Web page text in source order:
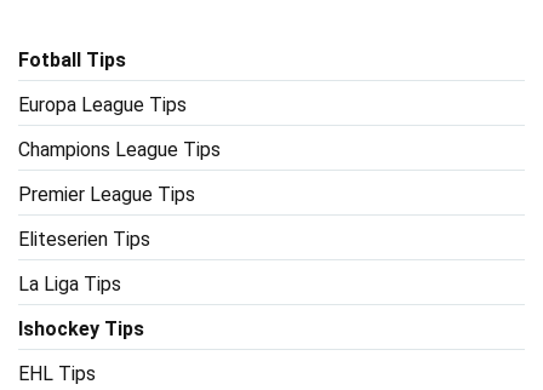
Fotball Tips
Europa League Tips
Champions League Tips
Premier League Tips
Eliteserien Tips
La Liga Tips
Ishockey Tips
EHL Tips